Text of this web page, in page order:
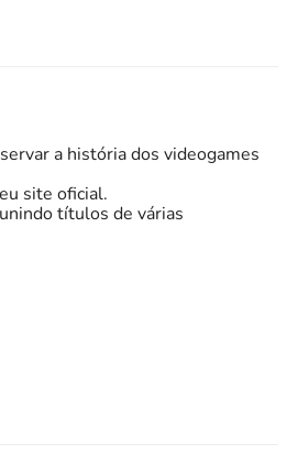
a história dos videogames
site oficial.
títulos de várias